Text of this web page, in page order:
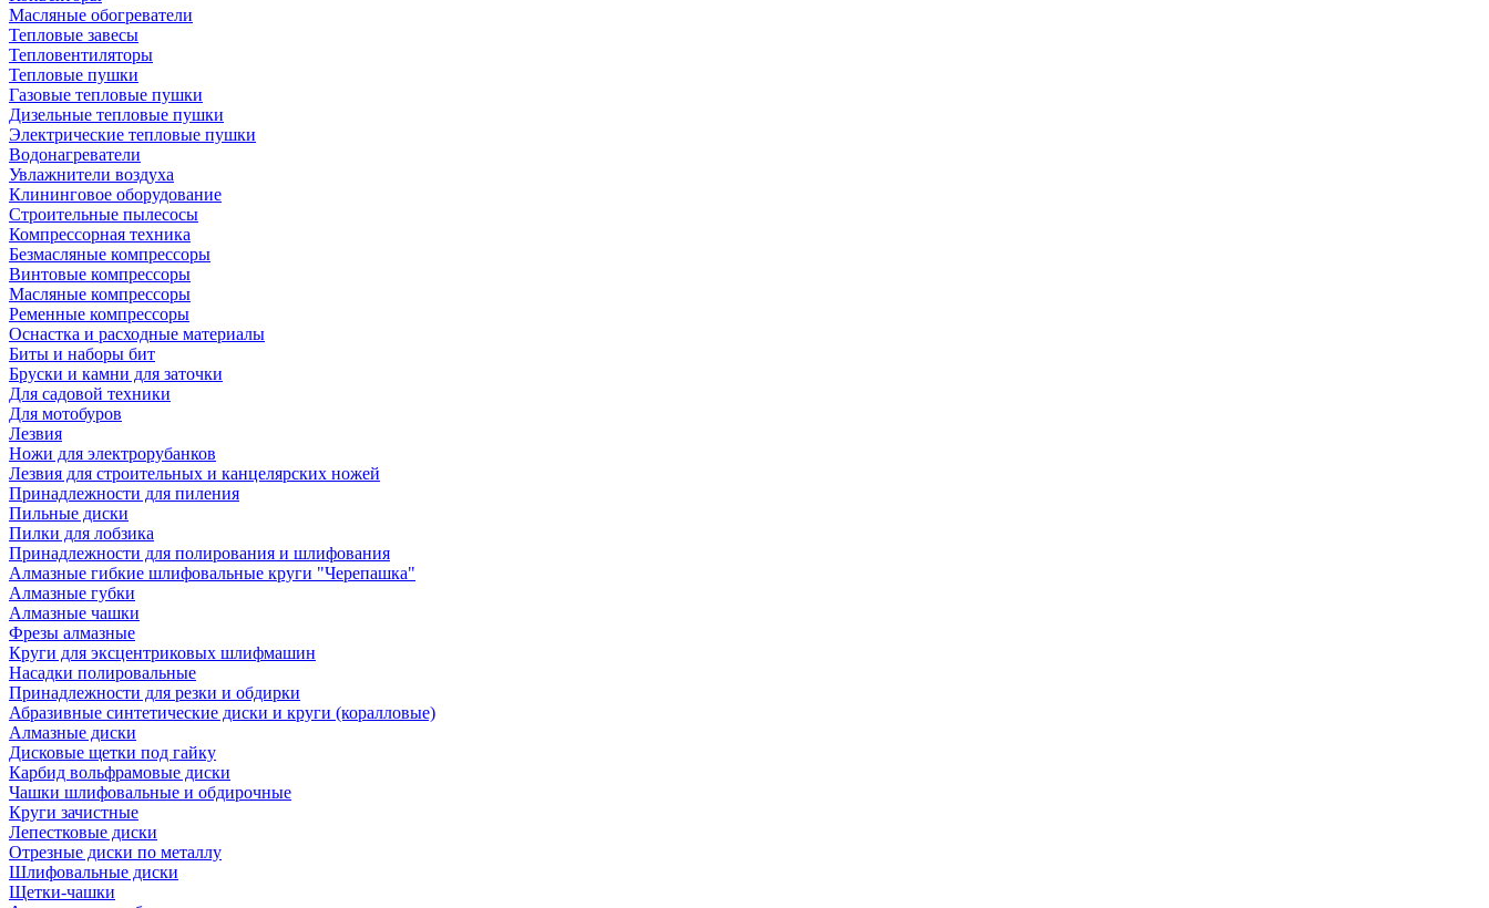
Масляные обогреватели
Тепловые завесы
Тепловентиляторы
Тепловые пушки
Газовые тепловые пушки
Дизельные тепловые пушки
Электрические тепловые пушки
Водонагреватели
Увлажнители воздуха
Клининговое оборудование
Строительные пылесосы
Компрессорная техника
Безмасляные компрессоры
Винтовые компрессоры
Масляные компрессоры
Ременные компрессоры
Оснастка и расходные материалы
Биты и наборы бит
Бруски и камни для заточки
Для садовой техники
Для мотобуров
Лезвия
Ножи для электрорубанков
Лезвия для строительных и канцелярских ножей
Принадлежности для пиления
Пильные диски
Пилки для лобзика
Принадлежности для полирования и шлифования
Алмазные гибкие шлифовальные круги "Черепашка"
Алмазные губки
Алмазные чашки
Фрезы алмазные
Круги для эксцентриковых шлифмашин
Насадки полировальные
Принадлежности для резки и обдирки
Абразивные синтетические диски и круги (коралловые)
Алмазные диски
Дисковые щетки под гайку
Карбид вольфрамовые диски
Чашки шлифовальные и обдирочные
Круги зачистные
Лепестковые диски
Отрезные диски по металлу
Шлифовальные диски
Щетки-чашки